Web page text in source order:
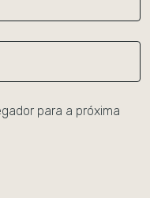
para a próxima